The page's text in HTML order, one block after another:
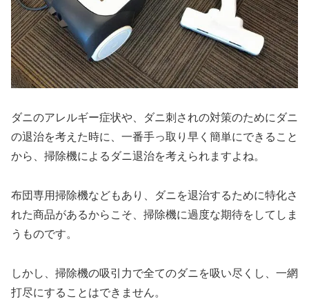
ダニのアレルギー症状や、ダニ刺されの対策のためにダニ
の退治を考えた時に、一番手っ取り早く簡単にできること
から、掃除機によるダニ退治を考えられますよね。
布団専用掃除機などもあり、ダニを退治するために特化さ
れた商品があるからこそ、掃除機に過度な期待をしてしま
うものです。
しかし、掃除機の吸引力で全てのダニを吸い尽くし、一網
打尽にすることはできません。